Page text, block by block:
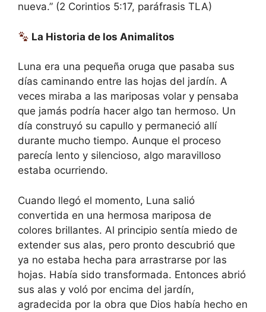
nueva.” (2 Corintios 5:17, paráfrasis TLA)
La Historia de los Animalitos
Luna era una pequeña oruga que pasaba sus
días caminando entre las hojas del jardín. A
veces miraba a las mariposas volar y pensaba
que jamás podría hacer algo tan hermoso. Un
día construyó su capullo y permaneció allí
durante mucho tiempo. Aunque el proceso
parecía lento y silencioso, algo maravilloso
estaba ocurriendo.
Cuando llegó el momento, Luna salió
convertida en una hermosa mariposa de
colores brillantes. Al principio sentía miedo de
extender sus alas, pero pronto descubrió que
ya no estaba hecha para arrastrarse por las
hojas. Había sido transformada. Entonces abrió
sus alas y voló por encima del jardín,
agradecida por la obra que Dios había hecho en